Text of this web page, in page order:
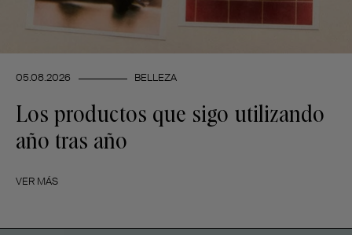
05.08.2026 BELLEZA
Los productos que sigo utilizando
año tras año
VER MÁS